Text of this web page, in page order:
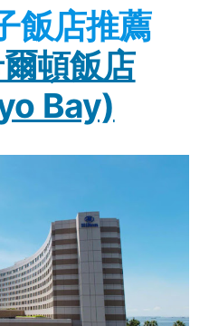
飯店推薦
頓飯店
Bay)